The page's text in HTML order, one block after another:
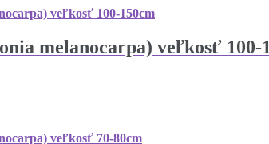
melanocarpa) veľkosť 100-